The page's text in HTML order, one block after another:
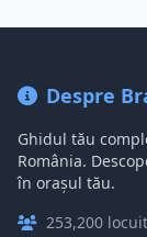
Despre
Ghidul tău
România.
în orașul tău.
253,200